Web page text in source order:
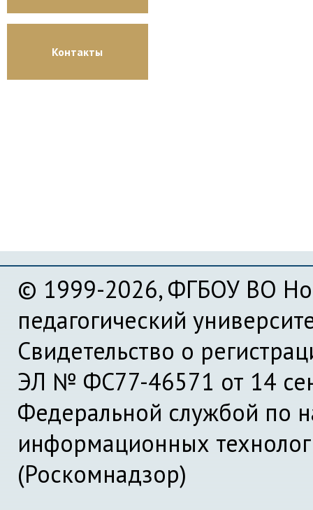
Контакты
© 1999-2026, ФГБОУ ВО
педагогический
Свидетельство о
ЭЛ № ФС77-46571 от 14
Федеральной службой по
информационных
(Роскомнадзор)